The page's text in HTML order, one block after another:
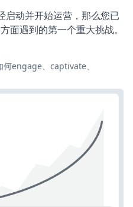
动并开始运营，那么您已
面遇到的第一个重大挑战。
engage、captivate、